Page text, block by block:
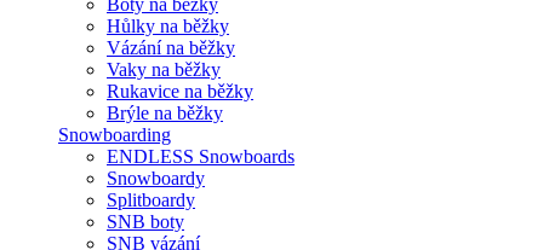
Hůlky na běžky
Vázání na běžky
Vaky na běžky
Rukavice na běžky
Brýle na běžky
Snowboarding
ENDLESS Snowboards
Snowboardy
Splitboardy
SNB boty
SNB vázání